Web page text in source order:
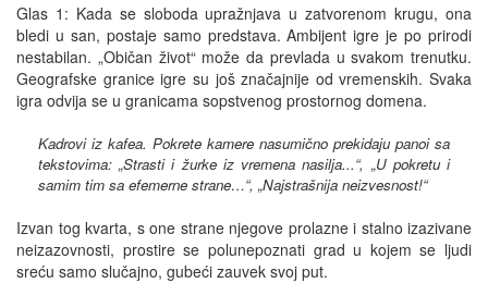
Glas 1: Kada se sloboda upražnjava u zatvorenom krugu, ona
bledi u san, postaje samo predstava. Ambijent igre je po prirodi
nestabilan. „Običan život“ može da prevlada u svakom trenutku.
Geografske granice igre su još značajnije od vremenskih. Svaka
igra odvija se u granicama sopstvenog prostornog domena.
Kadrovi iz kafea. Pokrete kamere nasumično prekidaju panoi sa
tekstovima: „Strasti i žurke iz vremena nasilja...“, „U pokretu i
samim tim sa efemerne strane…“, „Najstrašnija neizvesnost!“
Izvan tog kvarta, s one strane njegove prolazne i stalno izazivane
neizazovnosti, prostire se polunepoznati grad u kojem se ljudi
sreću samo slučajno, gubeći zauvek svoj put.